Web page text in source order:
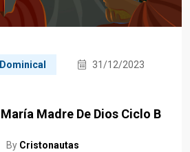
31/12/2023
Madre De Dios Ciclo B
By Cristonautas